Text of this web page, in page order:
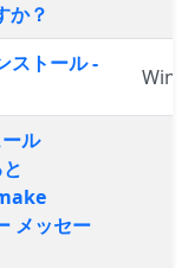
か？
ストール -
ル
メッセー